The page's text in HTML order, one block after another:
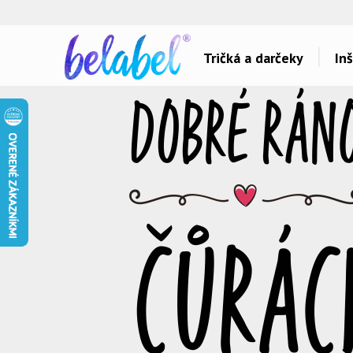
Tričká a darčeky
Dárky pro..
Dárky pro maminku
Dárky pro ségru
Dárky pro babičku
Dárky pro bráchu
Dárky pro partnera
Dárky pro partnerku
Dárky pro přátele
Témy potlačí
Láska
Šport a auta
Hlášky
Hudba & Film
Ostatné
Všetko..